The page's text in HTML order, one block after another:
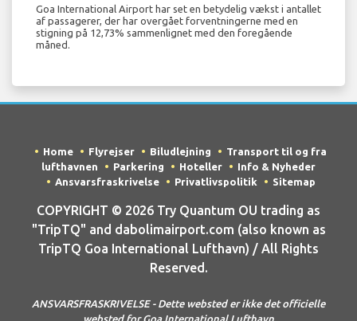
Goa International Airport har set en betydelig vækst i antallet
af passagerer, der har overgået forventningerne med en
stigning på 12,73% sammenlignet med den foregående
måned.
Home Flyrejser Biludlejning
Transport til og fra
lufthavnen
Parkering Hoteller
Info & Nyheder
Ansvarsfraskrivelse
Privatlivspolitik Sitemap
COPYRIGHT © 2026 Try Quantum OU trading as
"TripTQ" and dabolimairport.com (also known as
TripTQ Goa International Lufthavn) / All Rights
Reserved.
ANSVARSFRASKRIVELSE - Dette websted er ikke det officielle
websted for Goa International Lufthavn